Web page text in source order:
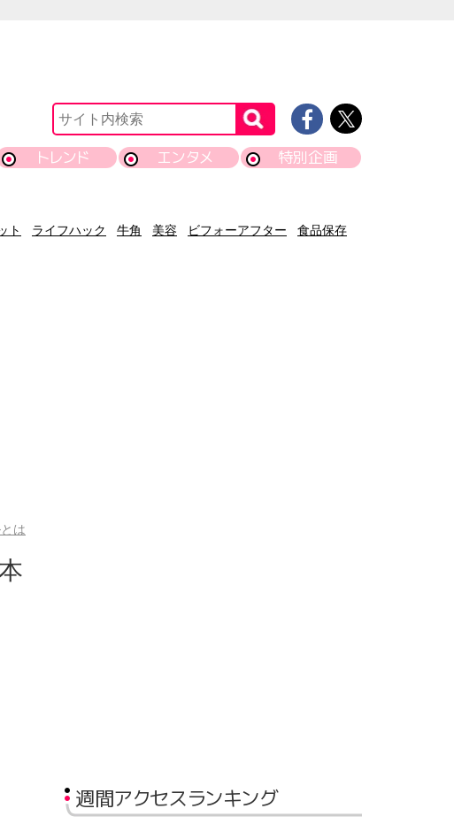
トレンド エンタメ 特別企画
ト ライフハック 牛角 美容 ビフォーアフター
食品保存
は
週間アクセスランキング